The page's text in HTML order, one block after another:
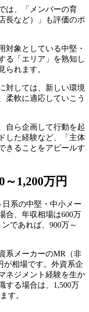
は、「メンバーの育
長など）」も評価のポ
対象としている中堅・
る「エリア」を熟知し
られます。
対しては、新しい環境
柔軟に適応していこう
自ら企画して行動を起
した経験など、「主体
きることをアピールす
1,200万円
系の中堅・中小メー
合、年収相場は600万
であれば、900万～
系メーカーのMR（非
が相場です。外資系企
ネジメント経験を生か
する場合は、1,500万
す。